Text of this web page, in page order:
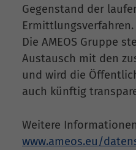
Gegenstand der
Ermittlungsverfahren.
Die AMEOS Gruppe
Austausch mit den
und wird die
auch künftig
Weitere
www.ameos.eu/